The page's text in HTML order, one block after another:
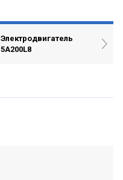
Электродвигатель
5А200L8